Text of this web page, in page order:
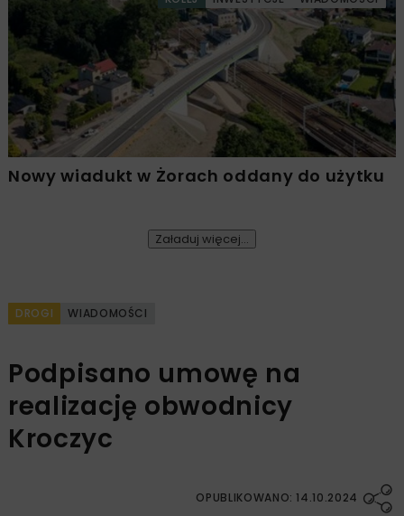
Nowy wiadukt w Żorach oddany do użytku
Załaduj więcej...
DROGI WIADOMOŚCI
Podpisano umowę na
realizację obwodnicy
Kroczyc
OPUBLIKOWANO: 14.10.2024